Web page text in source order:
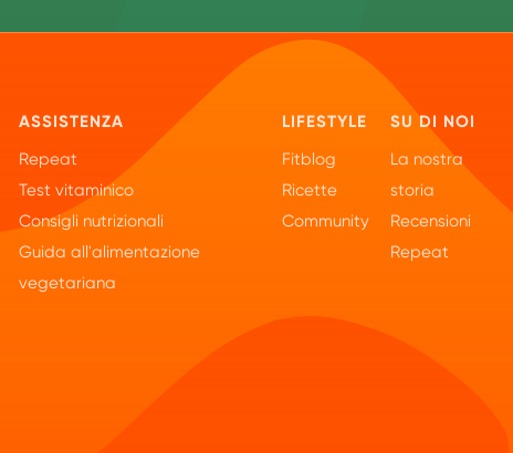
ASSISTENZA
Repeat
Test vitaminico
Consigli nutrizionali
Guida all'alimentazione
vegetariana
LIFESTYLE
Fitblog
Ricette
Community
SU DI NOI
La nostra
storia
Recensioni
Repeat